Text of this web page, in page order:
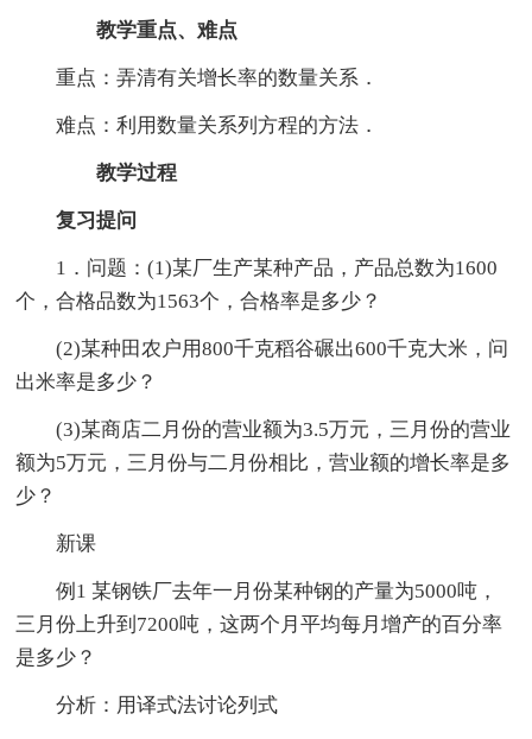
教学重点、难点
重点：弄清有关增长率的数量关系．
难点：利用数量关系列方程的方法．
教学过程
复习提问
1．问题：(1)某厂生产某种产品，产品总数为1600
个，合格品数为1563个，合格率是多少？
(2)某种田农户用800千克稻谷碾出600千克大米，问
出米率是多少？
(3)某商店二月份的营业额为3.5万元，三月份的营业
额为5万元，三月份与二月份相比，营业额的增长率是多
少？
新课
例1 某钢铁厂去年一月份某种钢的产量为5000吨，
三月份上升到7200吨，这两个月平均每月增产的百分率
是多少？
分析：用译式法讨论列式